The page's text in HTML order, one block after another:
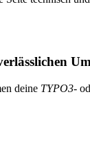
deine TYPO3-